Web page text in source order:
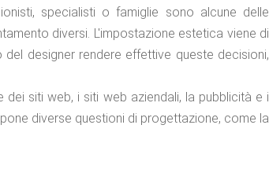
specialisti o famiglie sono alcune delle
diversi. L'impostazione estetica viene di
designer rendere effettive queste decisioni,
siti web, i siti web aziendali, la pubblicità e i
diverse questioni di progettazione, come la